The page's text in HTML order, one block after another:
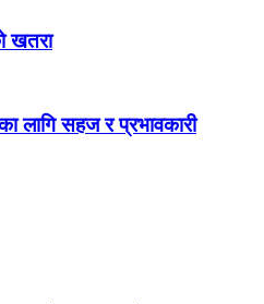
खतरा
लागि सहज र प्रभावकारी